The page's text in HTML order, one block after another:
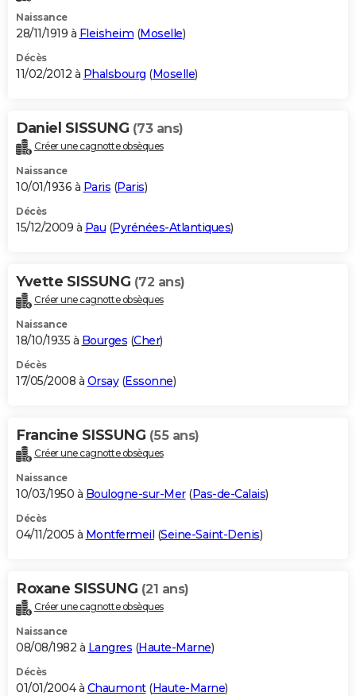
Naissance
28/11/1919 à Fleisheim (Moselle)
Décès
11/02/2012 à Phalsbourg (Moselle)
Daniel SISSUNG (73 ans)
Créer une cagnotte obsèques
Naissance
10/01/1936 à Paris (Paris)
Décès
15/12/2009 à Pau (Pyrénées-Atlantiques)
Yvette SISSUNG (72 ans)
Créer une cagnotte obsèques
Naissance
18/10/1935 à Bourges (Cher)
Décès
17/05/2008 à Orsay(Essonne)
Francine SISSUNG (55 ans)
Créer une cagnotte obsèques
Naissance
10/03/1950 à Boulogne-sur-Mer(Pas-de-Calais)
Décès
04/11/2005 à Montfermeil (Seine-Saint-Denis)
Roxane SISSUNG (21 ans)
Créer une cagnotte obsèques
Naissance
08/08/1982 à Langres (Haute-Marne)
Décès
01/01/2004 à Chaumont(Haute-Marne)